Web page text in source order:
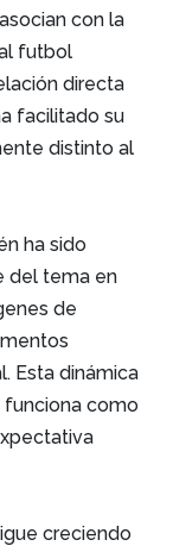
con la
futbol
directa
facilitado su
distinto al
ha sido
del tema en
de
Esta dinámica
funciona como
creciendo